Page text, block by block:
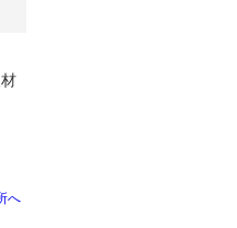
へ